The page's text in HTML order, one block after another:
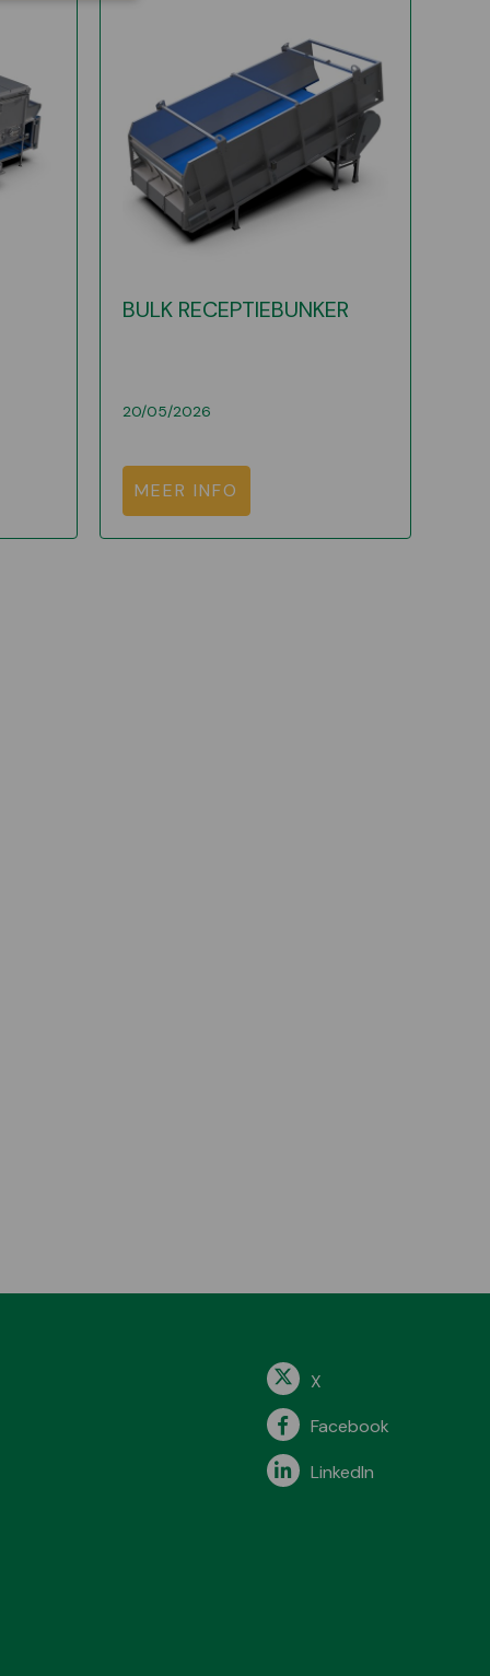
BULK RECEPTIEBUNKER
20/05/2026
MEER INFO
X
Facebook
LinkedIn